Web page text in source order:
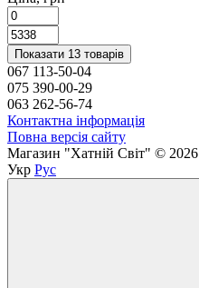
Показати 13 товарів
067 113-50-04
075 390-00-29
063 262-56-74
Контактна інформація
Повна версія сайту
Магазин "Хатній Світ" © 2026
Укр Рус